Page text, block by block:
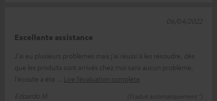
Excellente assistance
J'ai eu plusieurs problèmes mais j'ai réussi à les résoudre, dès
que les produits sont arrivés chez moi sans aucun problème,
l'écoute a été
Lire l’évaluation complète
Edoardo M.
(Traduit automatiquement *)
06/04/2022